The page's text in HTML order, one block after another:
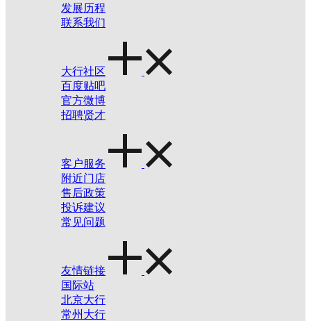
发展历程
联系我们
大行社区
百度贴吧
官方微博
招聘贤才
客户服务
附近门店
售后政策
投诉建议
常见问题
友情链接
国际站
北京大行
常州大行